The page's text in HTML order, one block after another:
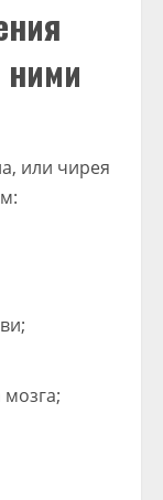
ними
или чирея